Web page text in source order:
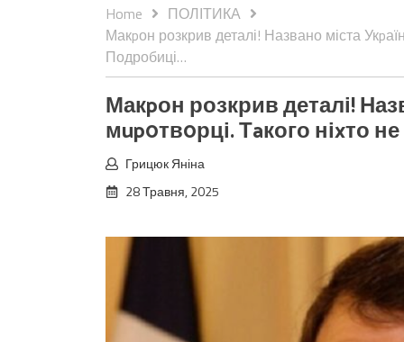
Home
ПОЛІТИКА
Макpон розкрив деталі! Названо міста
Подробиці…
Макpон розкрив деталі!
мup0тв0рці. Тaкого ніxто
Грицюк Яніна
28 Травня, 2025